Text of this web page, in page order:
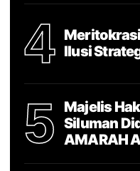
4
Ilusi
5
Majelis
Siluman
AMARAH